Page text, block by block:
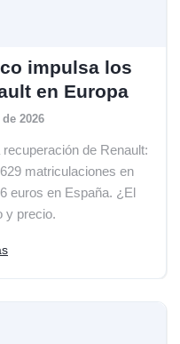
impulsa los
en Europa
2026
de Renault:
matriculaciones en
euros en España. ¿El
y precio.